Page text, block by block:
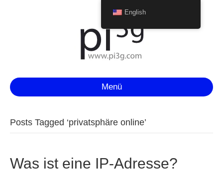
Menü
Posts Tagged ‘privatsphäre online’
Was ist eine IP-Adresse?
English